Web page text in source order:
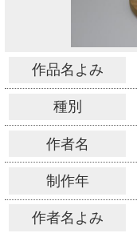
作品名よみ
種別
作者名
制作年
作者名よみ